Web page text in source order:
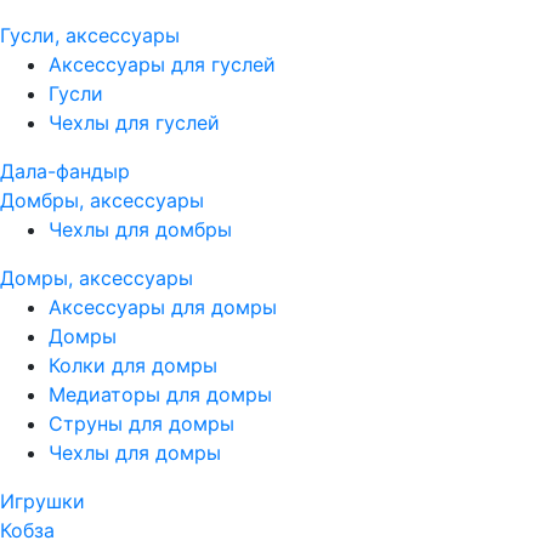
Гусли, аксессуары
Аксессуары для гуслей
Гусли
Чехлы для гуслей
Дала-фандыр
Домбры, аксессуары
Чехлы для домбры
Домры, аксессуары
Аксессуары для домры
Домры
Колки для домры
Медиаторы для домры
Струны для домры
Чехлы для домры
Игрушки
Кобза